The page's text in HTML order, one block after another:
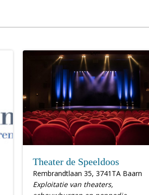
Theater de Speeldoos
Rembrandtlaan 35, 3741TA Baarn
Exploitatie van theaters,